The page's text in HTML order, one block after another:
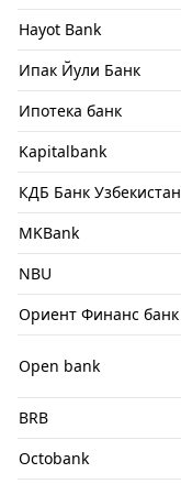
Hayot Bank
Ипак Йули Банк
Ипотека банк
Kapitalbank
КДБ Банк Узбекистан
MKBank
NBU
Ориент Финанс банк
Open bank
BRB
Octobank